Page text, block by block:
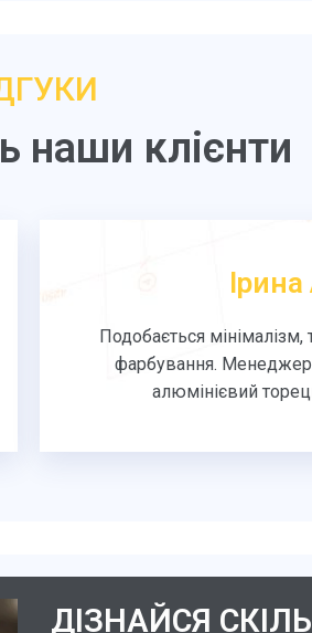
наши клієнти
Подобається мінімалізм,
фарбування.
алюмінієвий
ДІЗНАЙСЯ